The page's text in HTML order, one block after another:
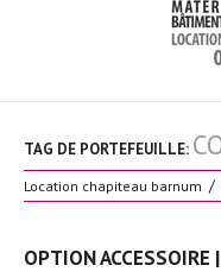
TAG DE PORTEFEUILLE:
Location chapiteau barnum
OPTION ACCESSOIRE